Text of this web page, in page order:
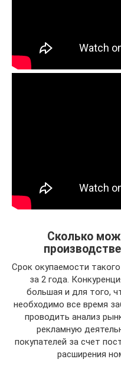
Сколько
Срок окупаемости
за 2 года.
большая и для того,
необходимо все время
проводить анализ
рекламную
покупателей за счет
расширения